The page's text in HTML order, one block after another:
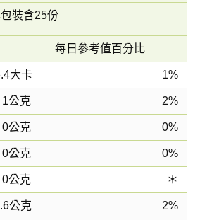
裝含25份
每日參考值百分比
大卡 1%
克 2%
克 0%
克 0%
克 ＊
公克 2%